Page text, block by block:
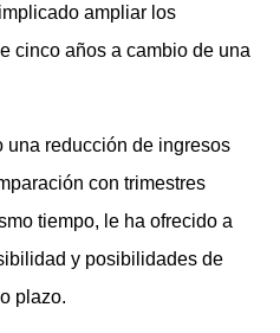
ampliar los
cinco años a cambio de una
una reducción de ingresos
con trimestres
tiempo, le ha ofrecido a
y posibilidades de
plazo.